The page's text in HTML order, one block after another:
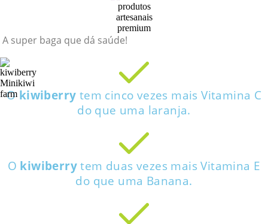
A super baga que dá saúde!
Okiwiberry tem cinco vezes mais Vitamina C
do que uma laranja.
O kiwiberrytem duas vezes mais Vitamina E
do que uma Banana.